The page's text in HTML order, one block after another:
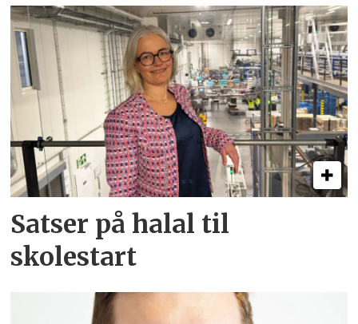
Satser på halal til
skolestart